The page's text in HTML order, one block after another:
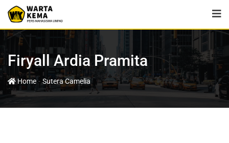
Firyall Ardia Pramita
Home-Sutera Camelia